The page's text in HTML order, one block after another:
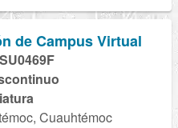
de Campus Virtual
Cuauhtémoc